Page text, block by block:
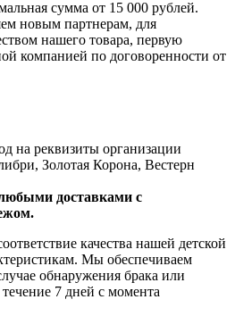
сумма от 15 000 рублей.
новым партнерам, для
нашего товара, первую
компанией по договоренности от
на реквизиты организации
Золотая Корона, Вестерн
доставками с
качества нашей детской
Мы обеспечиваем
обнаружения брака или
7 дней с момента